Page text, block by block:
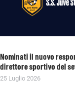
Nominati il nuovo
direttore sportivo del
25 Luglio 2026